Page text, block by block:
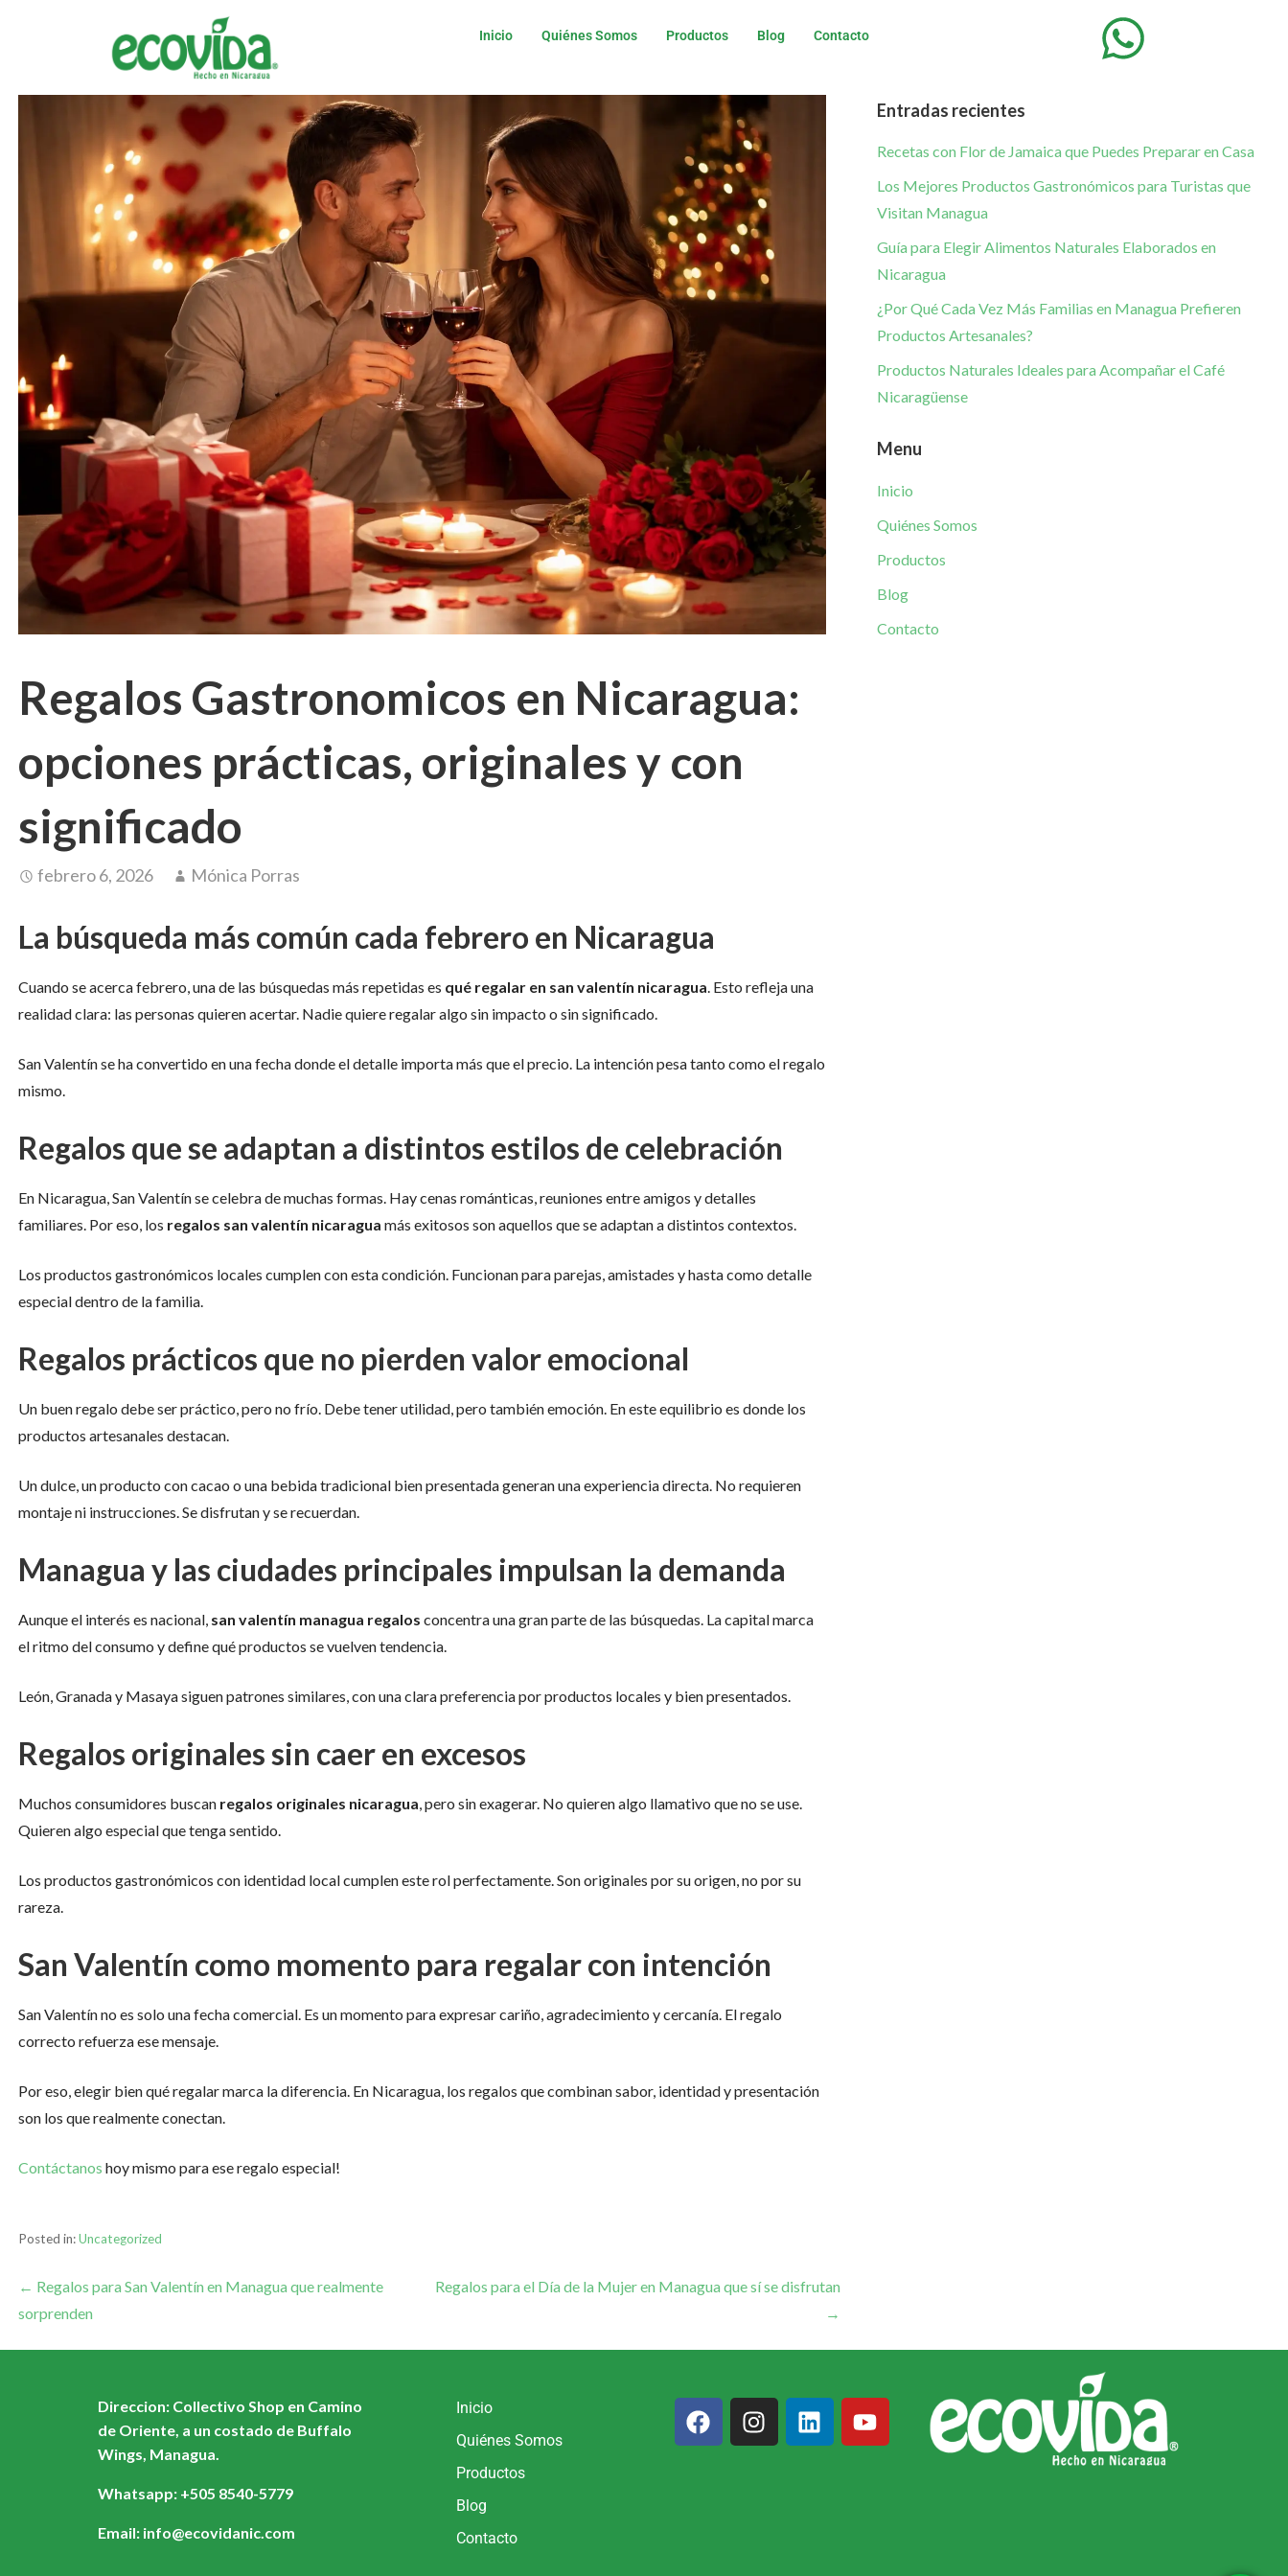
Inicio Quiénes Somos Productos Blog Contacto
Regalos Gastronomicos en Nicaragua:
opciones prácticas, originales y con
significado
febrero 6, 2026 Mónica Porras
La búsqueda más común cada febrero en Nicaragua
Cuando se acerca febrero, una de las búsquedas más repetidas es qué regalar en san valentín nicaragua. Esto refleja una
realidad clara: las personas quieren acertar. Nadie quiere regalar algo sin impacto o sin significado.
San Valentín se ha convertido en una fecha donde el detalle importa más que el precio. La intención pesa tanto como el regalo
mismo.
Regalos que se adaptan a distintos estilos de celebración
En Nicaragua, San Valentín se celebra de muchas formas. Hay cenas románticas, reuniones entre amigos y detalles
familiares. Por eso, los regalos san valentín nicaragua más exitosos son aquellos que se adaptan a distintos contextos.
Los productos gastronómicos locales cumplen con esta condición. Funcionan para parejas, amistades y hasta como detalle
especial dentro de la familia.
Regalos prácticos que no pierden valor emocional
Un buen regalo debe ser práctico, pero no frío. Debe tener utilidad, pero también emoción. En este equilibrio es donde los
productos artesanales destacan.
Un dulce, un producto con cacao o una bebida tradicional bien presentada generan una experiencia directa. No requieren
montaje ni instrucciones. Se disfrutan y se recuerdan.
Managua y las ciudades principales impulsan la demanda
Aunque el interés es nacional, san valentín managua regalos concentra una gran parte de las búsquedas. La capital marca
el ritmo del consumo y define qué productos se vuelven tendencia.
León, Granada y Masaya siguen patrones similares, con una clara preferencia por productos locales y bien presentados.
Regalos originales sin caer en excesos
Muchos consumidores buscan regalos originales nicaragua, pero sin exagerar. No quieren algo llamativo que no se use.
Quieren algo especial que tenga sentido.
Los productos gastronómicos con identidad local cumplen este rol perfectamente. Son originales por su origen, no por su
rareza.
San Valentín como momento para regalar con intención
San Valentín no es solo una fecha comercial. Es un momento para expresar cariño, agradecimiento y cercanía. El regalo
correcto refuerza ese mensaje.
Por eso, elegir bien qué regalar marca la diferencia. En Nicaragua, los regalos que combinan sabor, identidad y presentación
son los que realmente conectan.
Contáctanos hoy mismo para ese regalo especial!
Posted in:Uncategorized
← Regalos para San Valentín en Managua que realmente
sorprenden
Regalos para el Día de la Mujer en Managua que sí se disfrutan
→
Entradas recientes
Recetas con Flor de Jamaica que Puedes Preparar en Casa
Los Mejores Productos Gastronómicos para Turistas que
Visitan Managua
Guía para Elegir Alimentos Naturales Elaborados en
Nicaragua
¿Por Qué Cada Vez Más Familias en Managua Prefieren
Productos Artesanales?
Productos Naturales Ideales para Acompañar el Café
Nicaragüense
Menu
Inicio
Quiénes Somos
Productos
Blog
Contacto
Direccion: Collectivo Shop en Camino
de Oriente, a un costado de Buffalo
Wings, Managua.
Whatsapp: +505 8540-5779
Email: info@ecovidanic.com
Inicio
Quiénes Somos
Productos
Blog
Contacto